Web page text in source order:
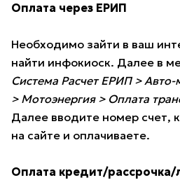
Оплата через ЕРИП
Необходимо зайти в ваш
найти инфокиоск. Далее в
Система Расчет ЕРИП >
> Мотоэнергия > Оплата
Далее вводите номер счет,
на сайте и оплачиваете.
Оплата кредит/рассрочка/